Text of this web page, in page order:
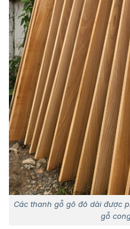
Các thanh gỗ gõ đỏ dài được
gỗ